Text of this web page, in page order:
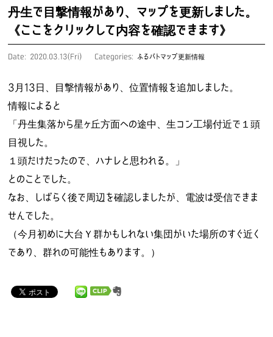
丹生で目撃情報があり、マップを更新しました。
《ここをクリックして内容を確認できます》
Date: 2020.03.13(Fri) Categories:ふるパトマップ更新情報
3月13日、目撃情報があり、位置情報を追加しました。
情報によると
「丹生集落から星ヶ丘方面への途中、生コン工場付近で１頭
目視した。
１頭だけだったので、ハナレと思われる。」
とのことでした。
なお、しばらく後で周辺を確認しましたが、電波は受信できま
せんでした。
（今月初めに大台Ｙ群かもしれない集団がいた場所のすぐ近く
であり、群れの可能性もあります。）